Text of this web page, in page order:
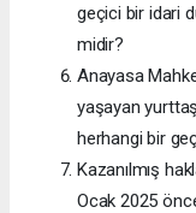
geçici bir idari
midir?
Anayasa
yaşayan
herhangi bir
Kazanılmış
Ocak 2025